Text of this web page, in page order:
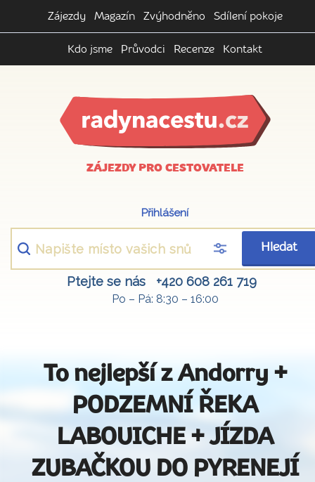
Zájezdy Magazín Zvýhodněno Sdílení pokoje
Kdo jsme Průvodci Recenze Kontakt
ZÁJEZDY PRO CESTOVATELE
Přihlášení
Hledat
Ptejte se nás +420 608 261 719
Po – Pá: 8:30 – 16:00
To nejlepší z Andorry +
PODZEMNÍ ŘEKA
LABOUICHE + JÍZDA
ZUBAČKOU DO PYRENEJÍ